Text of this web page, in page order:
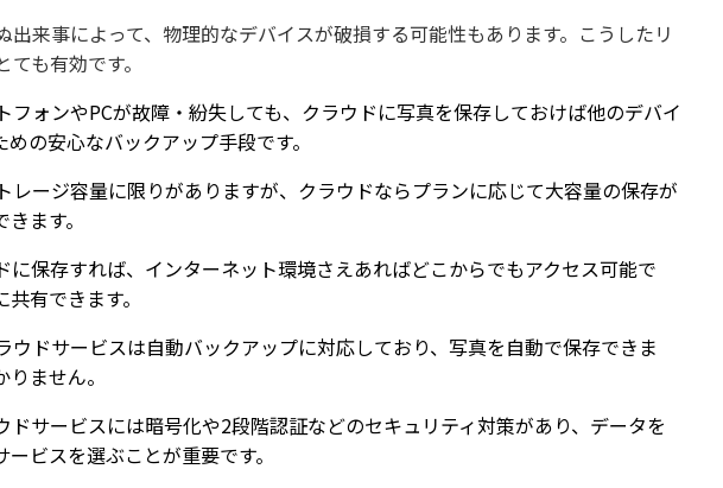
来事によって、物理的なデバイスが破損する可能性もあります。こうしたリ
も有効です。
フォンやPCが故障・紛失しても、クラウドに写真を保存しておけば他のデバイ
の安心なバックアップ手段です。
レージ容量に限りがありますが、クラウドならプランに応じて大容量の保存が
ます。
に保存すれば、インターネット環境さえあればどこからでもアクセス可能で
有できます。
ウドサービスは自動バックアップに対応しており、写真を自動で保存できま
ません。
ドサービスには暗号化や2段階認証などのセキュリティ対策があり、データを
ビスを選ぶことが重要です。